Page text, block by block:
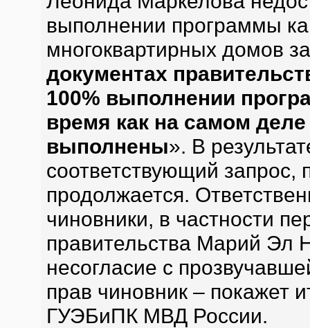
выполнении программы
многоквартирных домов
документах
100% выполнении
время как на самом
выполнены». В
соответствующий запрос,
продолжается.
чиновники, в частности
правительства Марий Эл
несогласие с
прав чиновник – покажет
ГУЭБиПК МВД России.